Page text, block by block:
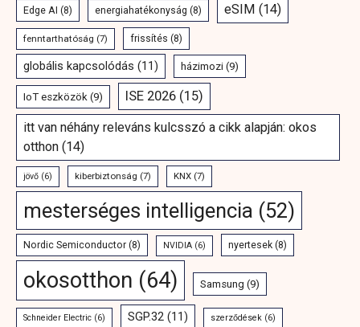
Edge AI (8) energiahatékonyság (8) eSIM (14)
fenntarthatóság (7) frissítés (8)
globális kapcsolódás (11) házimozi (9)
IoT eszközök (9) ISE 2026 (15)
itt van néhány releváns kulcsszó a cikk alapján: okos
otthon (14)
jövő (6) kiberbiztonság (7) KNX (7)
mesterséges intelligencia (52)
Nordic Semiconductor (8) NVIDIA (6) nyertesek (8)
okosotthon (64) Samsung (9)
Schneider Electric (6) SGP.32 (11) szerződések (6)